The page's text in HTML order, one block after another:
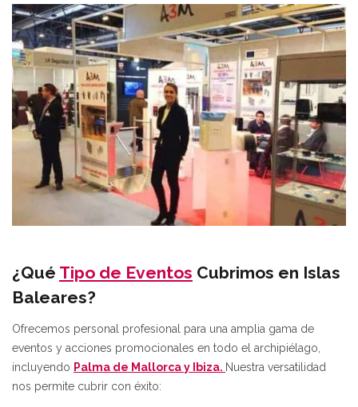
¿Qué Tipo de Eventos Cubrimos en Islas
Baleares?
Ofrecemos personal profesional para una amplia gama de
eventos y acciones promocionales en todo el archipiélago,
incluyendo Palma de Mallorca y Ibiza. Nuestra versatilidad
nos permite cubrir con éxito: